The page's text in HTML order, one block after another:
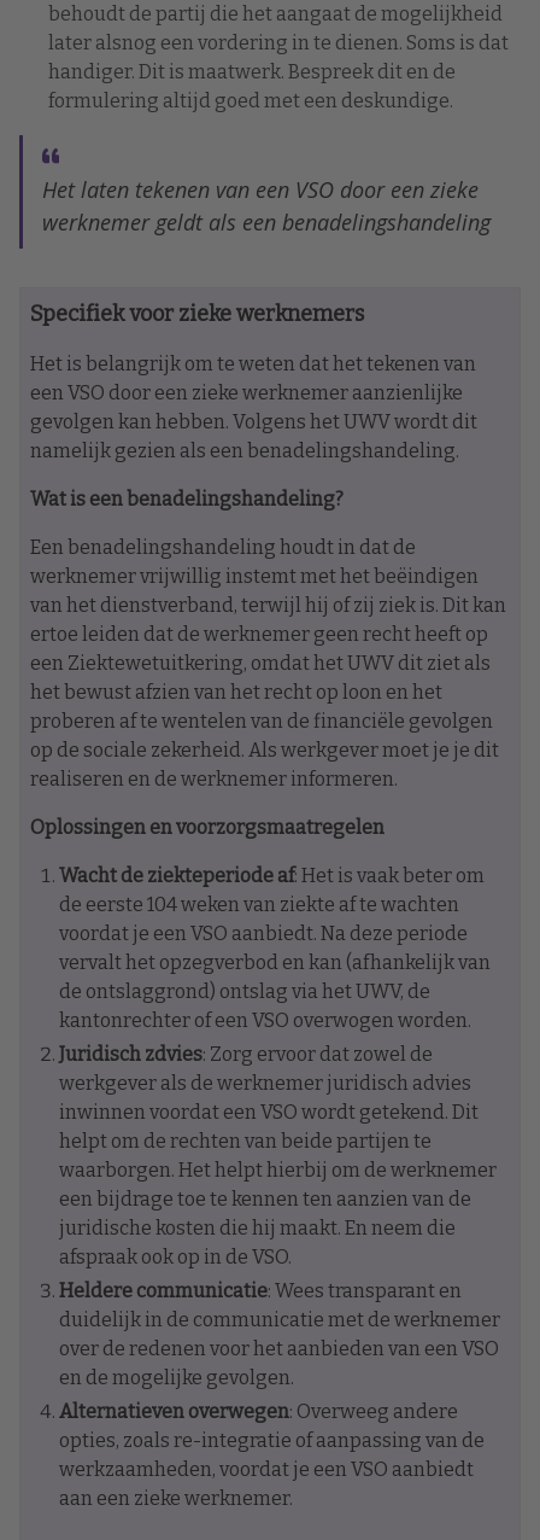
behoudt de partij die het aangaat de mogelijkheid
later alsnog een vordering in te dienen. Soms is dat
handiger. Dit is maatwerk. Bespreek dit en de
formulering altijd goed met een deskundige.
Het laten tekenen van een VSO door een zieke
werknemer geldt als een benadelingshandeling
Specifiek voor zieke werknemers
Het is belangrijk om te weten dat het tekenen van
een VSO door een zieke werknemer aanzienlijke
gevolgen kan hebben. Volgens het UWV wordt dit
namelijk gezien als een benadelingshandeling.
Wat is een benadelingshandeling?
Een benadelingshandeling houdt in dat de
werknemer vrijwillig instemt met het beëindigen
van het dienstverband, terwijl hij of zij ziek is. Dit kan
ertoe leiden dat de werknemer geen recht heeft op
een Ziektewetuitkering, omdat het UWV dit ziet als
het bewust afzien van het recht op loon en het
proberen af te wentelen van de financiële gevolgen
op de sociale zekerheid. Als werkgever moet je je dit
realiseren en de werknemer informeren.
Oplossingen en voorzorgsmaatregelen
Wacht de ziekteperiode af: Het is vaak beter om
de eerste 104 weken van ziekte af te wachten
voordat je een VSO aanbiedt. Na deze periode
vervalt het opzegverbod en kan (afhankelijk van
de ontslaggrond) ontslag via het UWV, de
kantonrechter of een VSO overwogen worden.
Juridisch zdvies: Zorg ervoor dat zowel de
werkgever als de werknemer juridisch advies
inwinnen voordat een VSO wordt getekend. Dit
helpt om de rechten van beide partijen te
waarborgen. Het helpt hierbij om de werknemer
een bijdrage toe te kennen ten aanzien van de
juridische kosten die hij maakt. En neem die
afspraak ook op in de VSO.
Heldere communicatie: Wees transparant en
duidelijk in de communicatie met de werknemer
over de redenen voor het aanbieden van een VSO
en de mogelijke gevolgen.
Alternatieven overwegen: Overweeg andere
opties, zoals re-integratie of aanpassing van de
werkzaamheden, voordat je een VSO aanbiedt
aan een zieke werknemer.